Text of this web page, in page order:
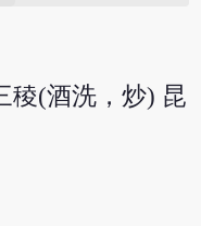
稜(酒洗，炒) 昆